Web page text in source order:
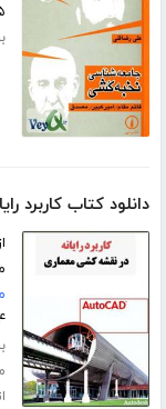
دانلود کتاب کاربرد